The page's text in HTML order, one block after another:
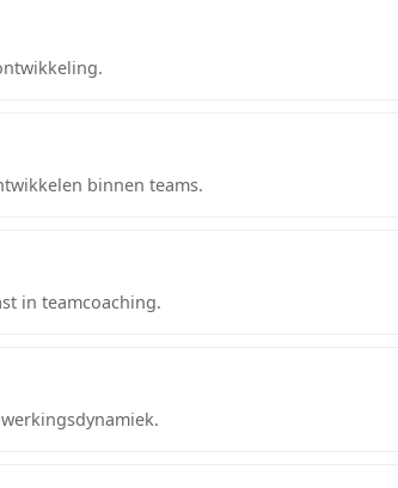
binnen teams.
in teamcoaching.